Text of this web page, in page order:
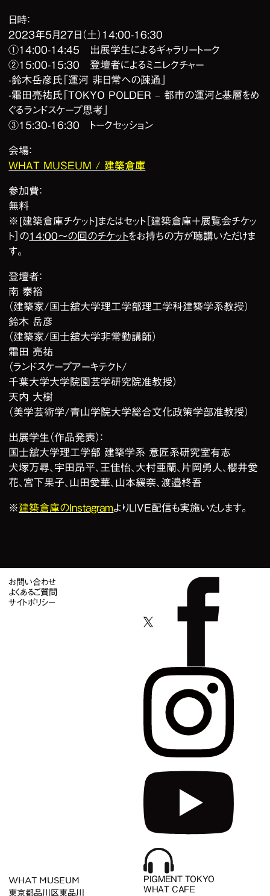
日時：
2023年5月27日（土）14:00-16:30
①14:00-14:45 出展学生によるギャラリートーク
②15:00-15:30 登壇者によるミニレクチャー
-鈴木岳彦氏「運河 非日常への疎通」
-霜田亮祐氏「TOKYO POLDER – 都市の運河と基層をめ
ぐるランドスケープ思考」
③15:30-16:30 トークセッション
会場：
WHAT MUSEUM / 建築倉庫
参加費：
無料
※[建築倉庫チケット]またはセット［建築倉庫＋展覧会チケッ
ト］の14:00〜の回のチケットをお持ちの方が聴講いただけま
す。
登壇者：
南 泰裕
（建築家/国士舘大学理工学部理工学科建築学系教授）
鈴木 岳彦
（建築家/国士舘大学非常勤講師）
霜田 亮祐
（ランドスケープアーキテクト/
千葉大学大学院園芸学研究院准教授）
天内 大樹
（美学芸術学/青山学院大学総合文化政策学部准教授）
出展学生（作品発表）：
国士舘大学理工学部 建築学系 意匠系研究室有志
犬塚万尋、宇田昂平、王佳怡、大村亜蘭、片岡勇人、櫻井愛
花、宮下果子、山田愛華、山本緩奈、渡邉柊吾
※建築倉庫のInstagramよりLIVE配信も実施いたします。
お問い合わせ
よくあるご質問
サイトポリシー
WHAT MUSEUM
東京都品川区東品川
PIGMENT TOKYO
WHAT CAFE